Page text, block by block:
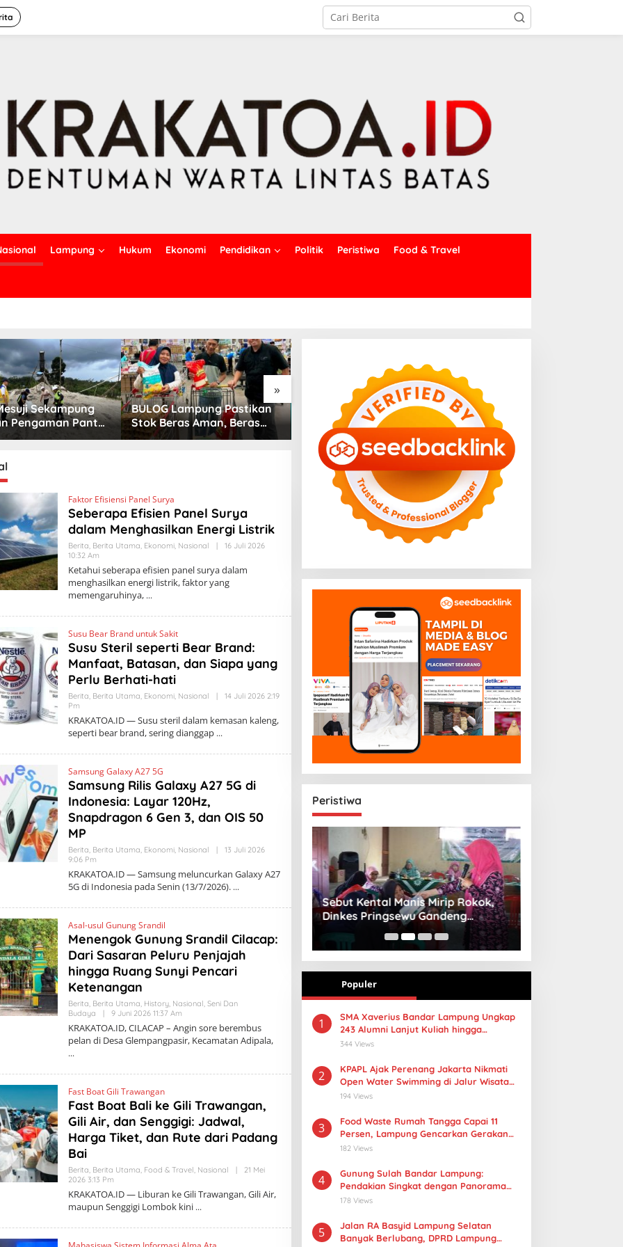
Lampung Hukum Ekonomi Pendidikan Politik Peristiwa Food & Travel
»
Sekampung
Pengaman Pantai
Sejati Penuhi
BULOG Lampung Pastikan
Stok Beras Aman, Beras
Premium Punokawan Kini
Dapur Rumah Tangga
Bernapas Lega, Lampung
Jadi Provinsi Paling Stabil
Harga Pangannya se-
Sumatera
Sampah Makanan di
Lampung Capai Ancaman
Serius, Warga Diminta
Hentikan Kebiasaan Boros
Pangan
Faktor Efisiensi Panel Surya
Seberapa Efisien Panel Surya
dalam Menghasilkan Energi Listrik
Berita, Berita Utama, Ekonomi, Nasional
16 Juli 2026
10:32 Am
L
E
H
K
A
A
T
O
A
I
Ketahui seberapa efisien panel surya dalam
menghasilkan energi listrik, faktor yang
memengaruhinya,
Susu Bear Brand untuk Sakit
Susu Steril seperti Bear Brand:
Manfaat, Batasan, dan Siapa yang
Perlu Berhati-hati
Berita, Berita Utama, Ekonomi, Nasional
14 Juli 2026 2:19
Pm
L
E
H
R
K
A
T
O
A
.
I
KRAKATOA.ID — Susu steril dalam kemasan kaleng,
seperti bear brand, sering dianggap
Samsung Galaxy A27 5G
Samsung Rilis Galaxy A27 5G di
Indonesia: Layar 120Hz,
Snapdragon 6 Gen 3, dan OIS 50
MP
Berita, Berita Utama, Ekonomi, Nasional
13 Juli 2026
9:06 Pm
L
E
H
R
K
A
T
O
A
.
I
KRAKATOA.ID — Samsung meluncurkan Galaxy A27
5G di Indonesia pada Senin (13/7/2026).
Asal-usul Gunung Srandil
Menengok Gunung Srandil Cilacap:
Dari Sasaran Peluru Penjajah
hingga Ruang Sunyi Pencari
Ketenangan
Berita, Berita Utama, History, Nasional, Seni Dan
Budaya
9 Juni 2026 11:37 Am
E
H
A
T
O
A
.
I
KRAKATOA.ID, CILACAP – Angin sore berembus
pelan di Desa Glempangpasir, Kecamatan Adipala,
Fast Boat Gili Trawangan
Fast Boat Bali ke Gili Trawangan,
Gili Air, dan Senggigi: Jadwal,
Harga Tiket, dan Rute dari Padang
Bai
Berita, Berita Utama, Food & Travel, Nasional
21 Mei
2026 3:13 Pm
E
H
R
KRAKATOA.ID — Liburan ke Gili Trawangan, Gili Air,
maupun Senggigi Lombok kini
Peristiwa
Penuhi Standar Mutu
Sebut Kental Manis Mirip Rokok,
Dinkes Pringsewu Gandeng
Aisyiyah Desak Regulasi Gizi Anak
Populer
1
SMA Xaverius Bandar Lampung Ungkap
243 Alumni Lanjut Kuliah hingga
Mancanegara
344 Views
2
KPAPL Ajak Perenang Jakarta Nikmati
Open Water Swimming di Jalur Wisata
Lampung
194 Views
3
Food Waste Rumah Tangga Capai 11
Persen, Lampung Gencarkan Gerakan
Selamatan Pangan
182 Views
4
Gunung Sulah Bandar Lampung:
Pendakian Singkat dengan Panorama
Kota yang Memukau
178 Views
5
Jalan RA Basyid Lampung Selatan
Banyak Berlubang, DPRD Lampung